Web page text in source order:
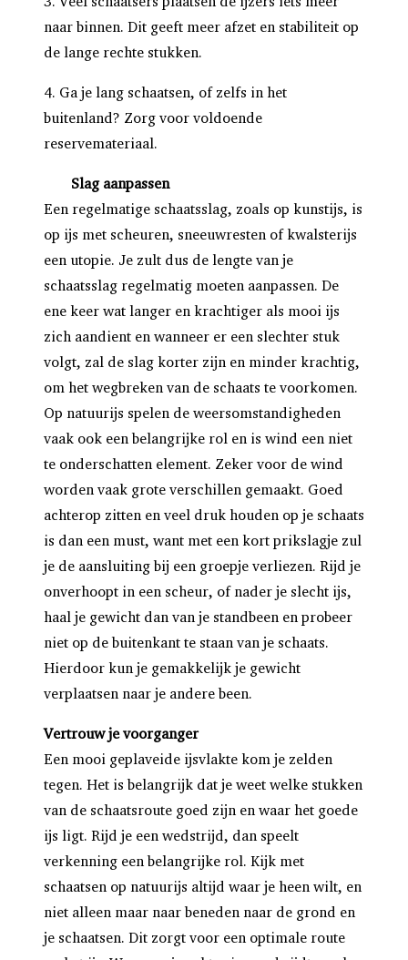
naar binnen. Dit geeft meer afzet en stabiliteit op
de lange rechte stukken.
4. Ga je lang schaatsen, of zelfs in het
buitenland? Zorg voor voldoende
reservemateriaal.
Slag aanpassen
Een regelmatige schaatsslag, zoals op kunstijs, is
op ijs met scheuren, sneeuwresten of kwalsterijs
een utopie. Je zult dus de lengte van je
schaatsslag regelmatig moeten aanpassen. De
ene keer wat langer en krachtiger als mooi ijs
zich aandient en wanneer er een slechter stuk
volgt, zal de slag korter zijn en minder krachtig,
om het wegbreken van de schaats te voorkomen.
Op natuurijs spelen de weersomstandigheden
vaak ook een belangrijke rol en is wind een niet
te onderschatten element. Zeker voor de wind
worden vaak grote verschillen gemaakt. Goed
achterop zitten en veel druk houden op je schaats
is dan een must, want met een kort prikslagje zul
je de aansluiting bij een groepje verliezen. Rijd je
onverhoopt in een scheur, of nader je slecht ijs,
haal je gewicht dan van je standbeen en probeer
niet op de buitenkant te staan van je schaats.
Hierdoor kun je gemakkelijk je gewicht
verplaatsen naar je andere been.
Vertrouw je voorganger
Een mooi geplaveide ijsvlakte kom je zelden
tegen. Het is belangrijk dat je weet welke stukken
van de schaatsroute goed zijn en waar het goede
ijs ligt. Rijd je een wedstrijd, dan speelt
verkenning een belangrijke rol. Kijk met
schaatsen op natuurijs altijd waar je heen wilt, en
niet alleen maar naar beneden naar de grond en
je schaatsen. Dit zorgt voor een optimale route